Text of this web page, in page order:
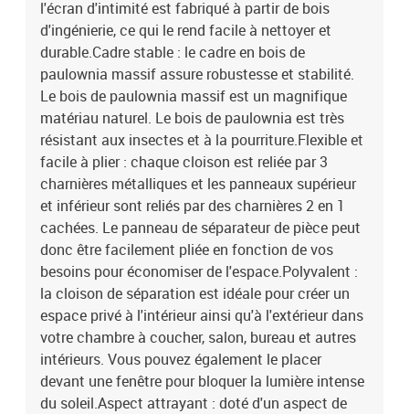
l'écran d'intimité est fabriqué à partir de bois
d'ingénierie, ce qui le rend facile à nettoyer et
durable.Cadre stable : le cadre en bois de
paulownia massif assure robustesse et stabilité.
Le bois de paulownia massif est un magnifique
matériau naturel. Le bois de paulownia est très
résistant aux insectes et à la pourriture.Flexible et
facile à plier : chaque cloison est reliée par 3
charnières métalliques et les panneaux supérieur
et inférieur sont reliés par des charnières 2 en 1
cachées. Le panneau de séparateur de pièce peut
donc être facilement pliée en fonction de vos
besoins pour économiser de l'espace.Polyvalent :
la cloison de séparation est idéale pour créer un
espace privé à l'intérieur ainsi qu'à l'extérieur dans
votre chambre à coucher, salon, bureau et autres
intérieurs. Vous pouvez également le placer
devant une fenêtre pour bloquer la lumière intense
du soleil.Aspect attrayant : doté d'un aspect de